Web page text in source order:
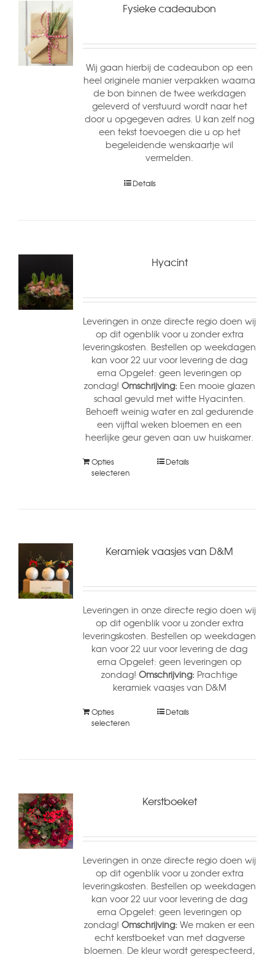
Fysieke cadeaubon
Wij gaan hierbij de cadeaubon op een
heel originele manier verpakken waarna
de bon binnen de twee werkdagen
geleverd of verstuurd wordt naar het
door u opgegeven adres. U kan zelf nog
een tekst toevoegen die u op het
begeleidende wenskaartje wil
vermelden.
Details
Hyacint
Leveringen in onze directe regio doen wij
op dit ogenblik voor u zonder extra
leveringskosten. Bestellen op weekdagen
kan voor 22 uur voor levering de dag
erna Opgelet: geen leveringen op
zondag! Omschrijving: Een mooie glazen
schaal gevuld met witte Hyacinten.
Behoeft weinig water en zal gedurende
een vijftal weken bloemen en een
heerlijke geur geven aan uw huiskamer.
Opties
selecteren
Details
Keramiek vaasjes van D&M
Leveringen in onze directe regio doen wij
op dit ogenblik voor u zonder extra
leveringskosten. Bestellen op weekdagen
kan voor 22 uur voor levering de dag
erna Opgelet: geen leveringen op
zondag!Omschrijving: Prachtige
keramiek vaasjes van D&M
Opties
selecteren
Details
Kerstboeket
Leveringen in onze directe regio doen wij
op dit ogenblik voor u zonder extra
leveringskosten. Bestellen op weekdagen
kan voor 22 uur voor levering de dag
erna Opgelet: geen leveringen op
zondag!Omschrijving: We maken er een
echt kerstboeket van met dagverse
bloemen. De kleur wordt gerespecteerd,